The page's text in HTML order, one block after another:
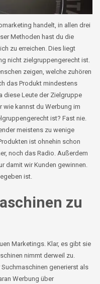
handelt, in allen drei
Methoden hast du die
zu erreichen. Dies liegt
nicht zielgruppengerecht ist.
zeigen, welche zuhören
das Produkt mindestens
diese Leute der Zielgruppe
wie kannst du Werbung im
ist? Fast nie.
meistens zu wenige
ist ohnehin schon
noch das Radio. Außerdem
damit wir Kunden gewinnen.
ist.
zu
Marketings. Klar, es gibt sie
nimmt derweil zu.
generierst als
Werbung über